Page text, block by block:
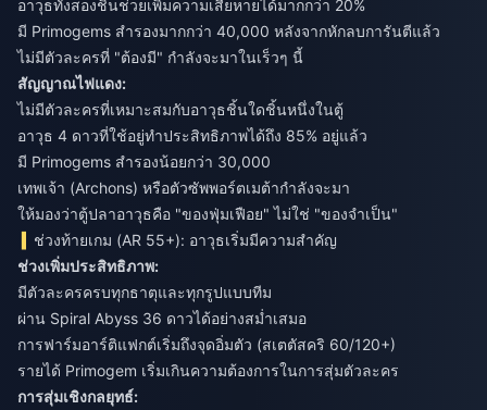
อาวุธทั้งสองชิ้นช่วยเพิ่มความเสียหายได้มากกว่า 20%
มี Primogems สำรองมากกว่า 40,000 หลังจากหักลบการันตีแล้ว
ไม่มีตัวละครที่ "ต้องมี" กำลังจะมาในเร็วๆ นี้
สัญญาณไฟแดง:
ไม่มีตัวละครที่เหมาะสมกับอาวุธชิ้นใดชิ้นหนึ่งในตู้
อาวุธ 4 ดาวที่ใช้อยู่ทำประสิทธิภาพได้ถึง 85% อยู่แล้ว
มี Primogems สำรองน้อยกว่า 30,000
เทพเจ้า (Archons) หรือตัวซัพพอร์ตเมต้ากำลังจะมา
ให้มองว่าตู้ปลาอาวุธคือ "ของฟุ่มเฟือย" ไม่ใช่ "ของจำเป็น"
ช่วงท้ายเกม (AR 55+): อาวุธเริ่มมีความสำคัญ
ช่วงเพิ่มประสิทธิภาพ:
มีตัวละครครบทุกธาตุและทุกรูปแบบทีม
ผ่าน Spiral Abyss 36 ดาวได้อย่างสม่ำเสมอ
การฟาร์มอาร์ติแฟกต์เริ่มถึงจุดอิ่มตัว (สเตตัสคริ 60/120+)
รายได้ Primogem เริ่มเกินความต้องการในการสุ่มตัวละคร
การสุ่มเชิงกลยุทธ์: